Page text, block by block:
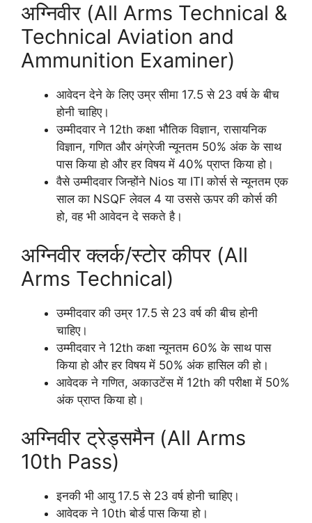
अग्निवीर (All Arms Technical &
Technical Aviation and
Ammunition Examiner)
आवेदन देने के लिए उम्र सीमा 17.5 से 23 वर्ष के बीच
होनी चाहिए।
उम्मीदवार ने 12th कक्षा भौतिक विज्ञान, रासायनिक
विज्ञान, गणित और अंग्रेजी न्यूनतम 50% अंक के साथ
पास किया हो और हर विषय में 40% प्राप्त किया हो।
वैसे उम्मीदवार जिन्होंने Nios या ITI कोर्स से न्यूनतम एक
साल का NSQF लेवल 4 या उससे ऊपर की कोर्स की
हो, वह भी आवेदन दे सकते है।
अग्निवीर क्लर्क/स्टोर कीपर (All
Arms Technical)
उम्मीदवार की उम्र 17.5 से 23 वर्ष की बीच होनी
चाहिए।
उम्मीदवार ने 12th कक्षा न्यूनतम 60% के साथ पास
किया हो और हर विषय में 50% अंक हासिल की हो।
आवेदक ने गणित, अकाउटेंस में 12th की परीक्षा में 50%
अंक प्राप्त किया हो।
अग्निवीर ट्रेड्समैन (All Arms
10th Pass)
इनकी भी आयु 17.5 से 23 वर्ष होनी चाहिए।
आवेदक ने 10th बोर्ड पास किया हो।